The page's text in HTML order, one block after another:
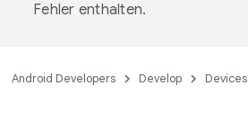
Fehler enthalten.
Android Developers Develop Devices